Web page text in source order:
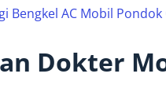
Bengkel AC Mobil
Dokter